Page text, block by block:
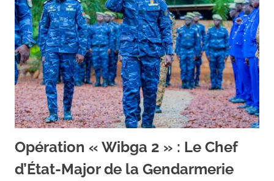
Opération « Wibga 2 » : Le Chef
d’État-Major de la Gendarmerie